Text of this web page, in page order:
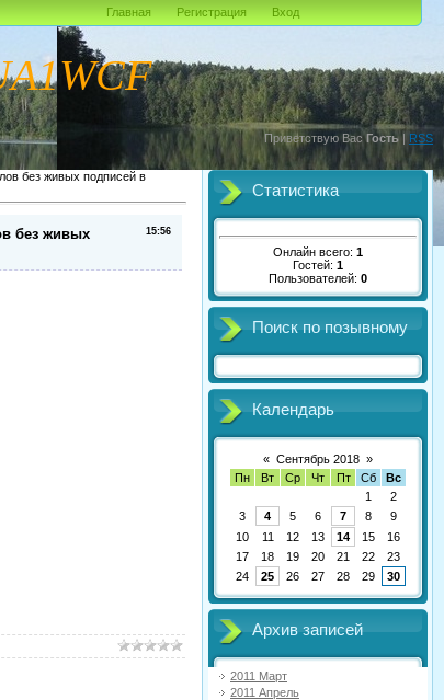
Приветствую Вас Гость | RSS
Главная Регистрация Вход
без живых подписей в
15:56
без живых
Статистика
Онлайн всего: 1
Гостей: 1
Пользователей: 0
Поиск по позывному
Календарь
« Сентябрь 2018 »
Пн
Вт Ср Чт Пт Сб
Вс
1
2
3
4 5 6 7 8
9
10
11 12 13 14 15
16
17
18 19 20 21 22
23
24
25 26 27 28 29 30
Архив записей
2011 Март
2011 Апрель